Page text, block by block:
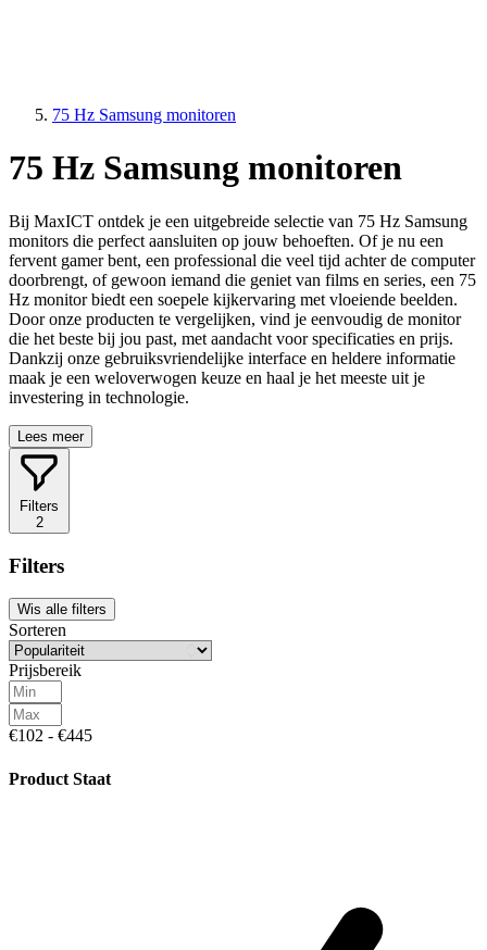
75 Hz Samsung monitoren
75 Hz Samsung monitoren
Bij MaxICT ontdek je een uitgebreide selectie van 75 Hz Samsung
monitors die perfect aansluiten op jouw behoeften. Of je nu een
fervent gamer bent, een professional die veel tijd achter de computer
doorbrengt, of gewoon iemand die geniet van films en series, een 75
Hz monitor biedt een soepele kijkervaring met vloeiende beelden.
Door onze producten te vergelijken, vind je eenvoudig de monitor
die het beste bij jou past, met aandacht voor specificaties en prijs.
Dankzij onze gebruiksvriendelijke interface en heldere informatie
maak je een weloverwogen keuze en haal je het meeste uit je
investering in technologie.
Lees meer
Filters
2
Filters
Wis alle filters
Sorteren
Prijsbereik
€102 - €445
Product Staat